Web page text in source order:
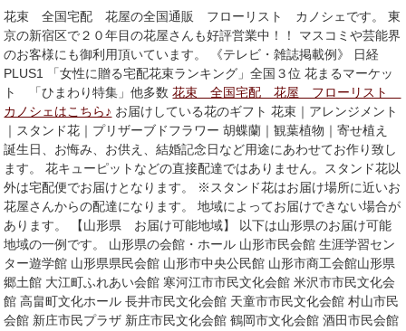
花束 全国宅配 花屋の全国通販 フローリスト カノシェです。 東
京の新宿区で２０年目の花屋さんも好評営業中！！ マスコミや芸能界
のお客様にも御利用頂いています。 《テレビ・雑誌掲載例》 日経
PLUS1 「女性に贈る宅配花束ランキング」全国３位 花まるマーケッ
ト 「ひまわり特集」他多数花束 全国宅配 花屋 フローリスト
カノシェはこちら♪ お届けしている花のギフト 花束｜アレンジメント
｜スタンド花｜プリザーブドフラワー 胡蝶蘭｜観葉植物｜寄せ植え
誕生日、お悔み、お供え、結婚記念日など用途にあわせてお作り致し
ます。 花キューピットなどの直接配達ではありません。スタンド花以
外は宅配便でお届けとなります。 ※スタンド花はお届け場所に近いお
花屋さんからの配達になります。 地域によってお届けできない場合が
あります。 【山形県 お届け可能地域】 以下は山形県のお届け可能
地域の一例です。 山形県の会館・ホール 山形市民会館 生涯学習セン
ター遊学館 山形県県民会館 山形市中央公民館 山形市商工会館山形県
郷土館 大江町ふれあい会館 寒河江市市民文化会館 米沢市市民文化会
館 高畠町文化ホール 長井市民文化会館 天童市市民文化会館 村山市民
会館 新庄市民プラザ 新庄市民文化会館 鶴岡市文化会館 酒田市民会館